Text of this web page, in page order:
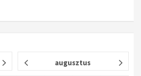
augusztus